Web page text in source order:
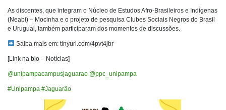
As discentes, que integram o Núcleo de Estudos Afro-Brasileiros e Indígenas
(Neabi) – Mocinha e o projeto de pesquisa Clubes Sociais Negros do Brasil
e Uruguai, também participaram dos momentos de discussões.
Saiba mais em: tinyurl.com/4pvt4jbr
[Link na bio – Notícias]
@unipampacampusjaguarao @ppc_unipampa
#Unipampa #Jaguarão